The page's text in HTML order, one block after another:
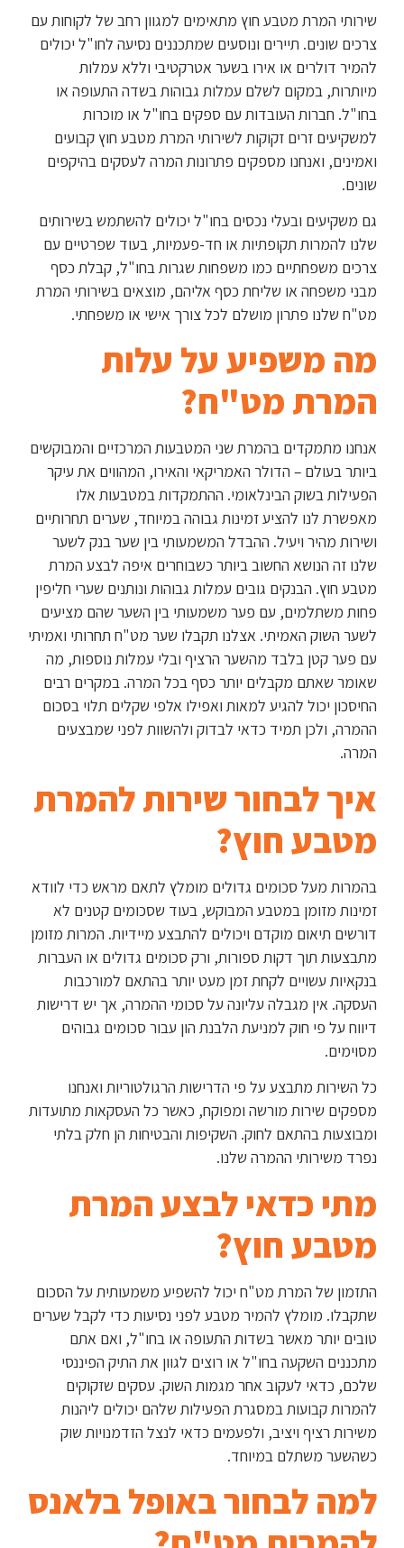
שירותי המרת מטבע חוץ מתאימים למגוון רחב של לקוחות עם
צרכים שונים. תיירים ונוסעים שמתכננים נסיעה לחו"ל יכולים
להמיר דולרים או אירו בשער אטרקטיבי וללא עמלות
מיותרות, במקום לשלם עמלות גבוהות בשדה התעופה או
בחו"ל. חברות העובדות עם ספקים בחו"ל או מוכרות
למשקיעים זרים זקוקות לשירותי המרת מטבע חוץ קבועים
ואמינים, ואנחנו מספקים פתרונות המרה לעסקים בהיקפים
שונים.
גם משקיעים ובעלי נכסים בחו"ל יכולים להשתמש בשירותים
שלנו להמרות תקופתיות או חד-פעמיות, בעוד שפרטיים עם
צרכים משפחתיים כמו משפחות שגרות בחו"ל, קבלת כסף
מבני משפחה או שליחת כסף אליהם, מוצאים בשירותי המרת
מט"ח שלנו פתרון מושלם לכל צורך אישי או משפחתי.
מה משפיע על עלות
המרת מט"ח?
אנחנו מתמקדים בהמרת שני המטבעות המרכזיים והמבוקשים
ביותר בעולם – הדולר האמריקאי והאירו, המהווים את עיקר
הפעילות בשוק הבינלאומי. ההתמקדות במטבעות אלו
מאפשרת לנו להציע זמינות גבוהה במיוחד, שערים תחרותיים
ושירות מהיר ויעיל. ההבדל המשמעותי בין שער בנק לשער
שלנו זה הנושא החשוב ביותר כשבוחרים איפה לבצע המרת
מטבע חוץ. הבנקים גובים עמלות גבוהות ונותנים שערי חליפין
פחות משתלמים, עם פער משמעותי בין השער שהם מציעים
לשער השוק האמיתי. אצלנו תקבלו שער מט"ח תחרותי ואמיתי
עם פער קטן בלבד מהשער הרציף ובלי עמלות נוספות, מה
שאומר שאתם מקבלים יותר כסף בכל המרה. במקרים רבים
החיסכון יכול להגיע למאות ואפילו אלפי שקלים תלוי בסכום
ההמרה, ולכן תמיד כדאי לבדוק ולהשוות לפני שמבצעים
המרה.
איך לבחור שירות להמרת
מטבע חוץ?
בהמרות מעל סכומים גדולים מומלץ לתאם מראש כדי לוודא
זמינות מזומן במטבע המבוקש, בעוד שסכומים קטנים לא
דורשים תיאום מוקדם ויכולים להתבצע מיידיות. המרות מזומן
מתבצעות תוך דקות ספורות, ורק סכומים גדולים או העברות
בנקאיות עשויים לקחת זמן מעט יותר בהתאם למורכבות
העסקה. אין מגבלה עליונה על סכומי ההמרה, אך יש דרישות
דיווח על פי חוק למניעת הלבנת הון עבור סכומים גבוהים
מסוימים.
כל השירות מתבצע על פי הדרישות הרגולטוריות ואנחנו
מספקים שירות מורשה ומפוקח, כאשר כל העסקאות מתועדות
ומבוצעות בהתאם לחוק. השקיפות והבטיחות הן חלק בלתי
נפרד משירותי ההמרה שלנו.
מתי כדאי לבצע המרת
מטבע חוץ?
התזמון של המרת מט"ח יכול להשפיע משמעותית על הסכום
שתקבלו. מומלץ להמיר מטבע לפני נסיעות כדי לקבל שערים
טובים יותר מאשר בשדות התעופה או בחו"ל, ואם אתם
מתכננים השקעה בחו"ל או רוצים לגוון את התיק הפיננסי
שלכם, כדאי לעקוב אחר מגמות השוק. עסקים שזקוקים
להמרות קבועות במסגרת הפעילות שלהם יכולים ליהנות
משירות רציף ויציב, ולפעמים כדאי לנצל הזדמנויות שוק
כשהשער משתלם במיוחד.
למה לבחור באופל בלאנס